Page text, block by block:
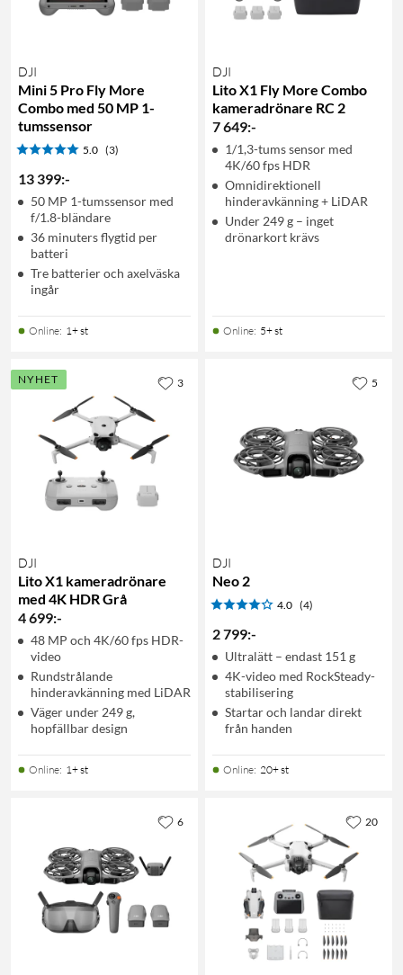
DJI
Mini 5 Pro Fly More
Combo med 50 MP 1-
tumssensor
5.0 (3)
13 399:-
50 MP 1-tumssensor med
f/1.8-bländare
36 minuters flygtid per
batteri
Tre batterier och axelväska
ingår
Online: 1+ st
DJI
Lito X1 Fly More Combo
kameradrönare RC 2
7 649:-
1/1,3-tums sensor med
4K/60 fps HDR
Omnidirektionell
hinderavkänning + LiDAR
Under 249 g – inget
drönarkort krävs
Online: 5+ st
NYHET
DJI
Lito X1 kameradrönare
med 4K HDR Grå
4 699:-
48 MP och 4K/60 fps HDR-
video
Rundstrålande
hinderavkänning med LiDAR
Väger under 249 g,
hopfällbar design
Online: 1+ st
3
DJI
Neo 2
4.0 (4)
2 799:-
Ultralätt – endast 151 g
4K-video med RockSteady-
stabilisering
Startar och landar direkt
från handen
Online: 20+ st
5
6 20